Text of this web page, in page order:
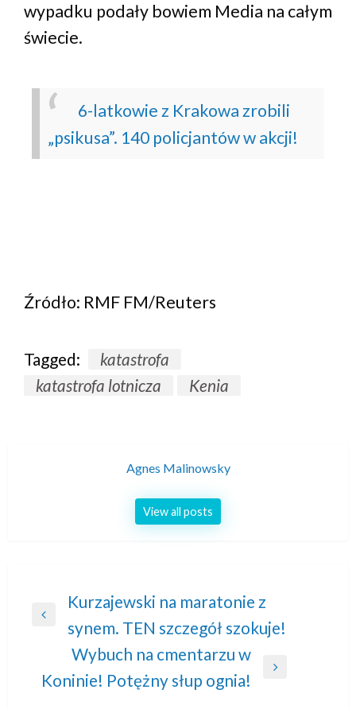
wypadku podały bowiem Media na całym
świecie.
6-latkowie z Krakowa zrobili
„psikusa”. 140 policjantów w akcji!
Źródło: RMF FM/Reuters
Tagged:
katastrofa
katastrofa lotnicza
Kenia
Agnes Malinowsky
View all posts
Nawigacja
wpisu
Previous
Kurzajewski na maratonie z
synem. TEN szczegół szokuje!
Next
Wybuch na cmentarzu w
Koninie! Potężny słup ognia!